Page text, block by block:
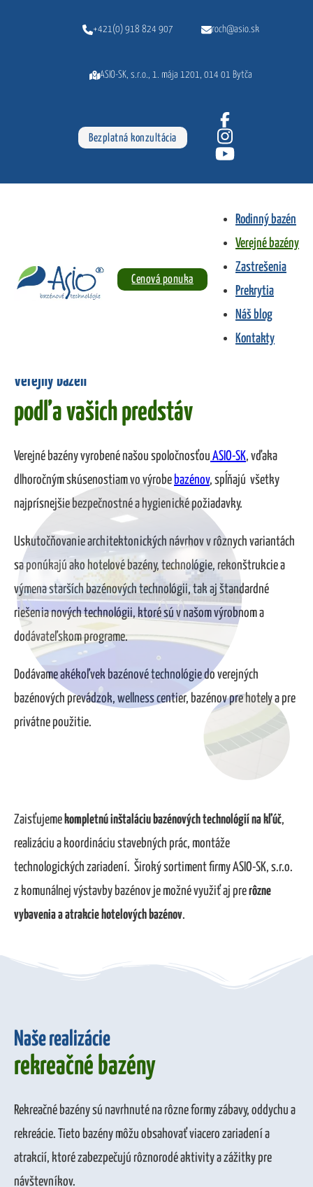
+421(0) 918 824 907 roch@asio.sk
ASIO-SK, s.r.o., 1. mája 1201, 014 01 Bytča
Bezplatná konzultácia
Rodinný bazén
Verejné bazény
Zastrešenia
Prekrytia
Náš blog
Kontakty
Cenová ponuka
Verejný bazén
podľa vašich predstáv
Verejné bazény vyrobené našou spoločnosťou ASIO-SK, vďaka
dlhoročným skúsenostiam vo výrobe bazénov, spĺňajú všetky
najprísnejšie bezpečnostné a hygienické požiadavky.
Uskutočňovanie architektonických návrhov v rôznych variantách
sa ponúkajú ako hotelové bazény, technológie, rekonštrukcie a
výmena starších bazénových technológii, tak aj štandardné
riešenia nových technológii, ktoré sú v našom výrobnom a
dodávateľskom programe.
Dodávame akékoľvek bazénové technológie do verejných
bazénových prevádzok, wellness centier, bazénov pre hotely a pre
privátne použitie.
Zaisťujeme kompletnú inštaláciu bazénových technológií na kľúč,
realizáciu a koordináciu stavebných prác, montáže
technologických zariadení. Široký sortiment firmy ASIO-SK, s.r.o.
z komunálnej výstavby bazénov je možné využiť aj prerôzne
vybavenia a atrakcie hotelových bazénov.
Naše realizácie
rekreačné bazény
Rekreačné bazény sú navrhnuté na rôzne formy zábavy, oddychu a
rekreácie. Tieto bazény môžu obsahovať viacero zariadení a
atrakcií, ktoré zabezpečujú rôznorodé aktivity a zážitky pre
návštevníkov.